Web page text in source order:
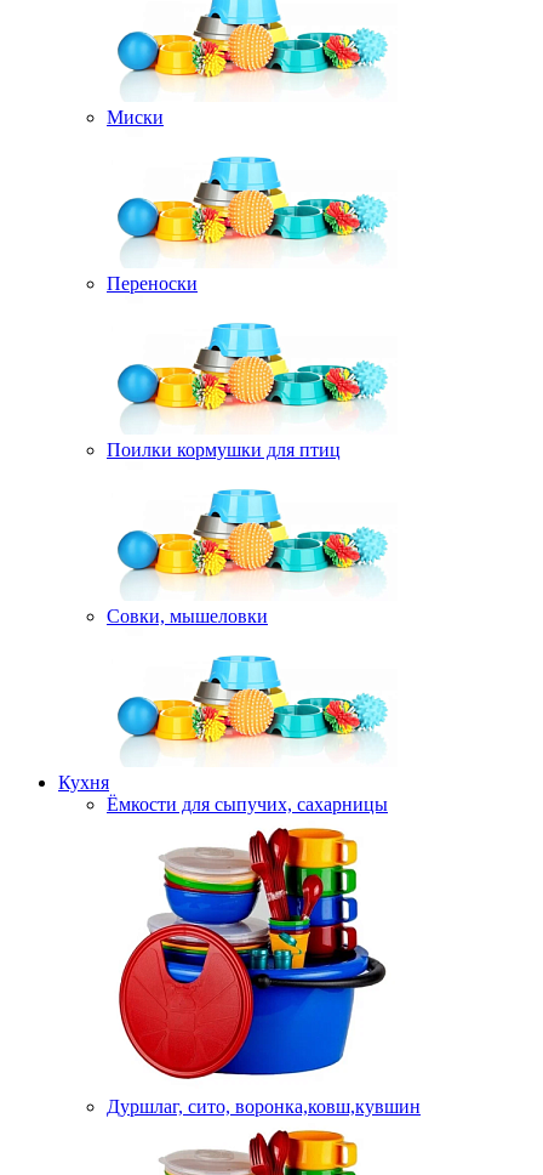
Миски
Переноски
Поилки кормушки для птиц
Совки, мышеловки
Кухня
Ёмкости для сыпучих, сахарницы
Дуршлаг, сито, воронка,ковш,кувшин